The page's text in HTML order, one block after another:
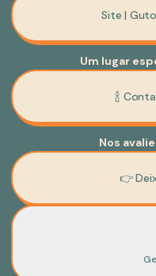
Site |
Um lugar
🍾
Nos avalie
👉
📍 Endereço